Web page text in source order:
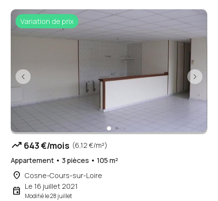
Variation de prix
trending_up 643 €/mois (6,12 €/m²)
Appartement • 3 pièces • 105 m²
place Cosne-Cours-sur-Loire
event Le 16 juillet 2021
Modifié le 28 juillet